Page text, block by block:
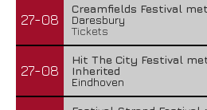
27-08
Creamfields Festival
Daresbury
Tickets
27-08
Hit The City Festival
Inherited
Eindhoven